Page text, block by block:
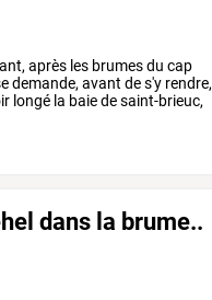
après les brumesdu cap
demande, avant des'y rendre,
longé la baiedesaint-brieuc,
dans la brume..